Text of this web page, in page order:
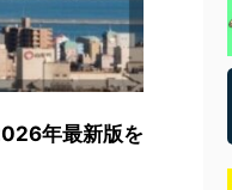
年最新版を